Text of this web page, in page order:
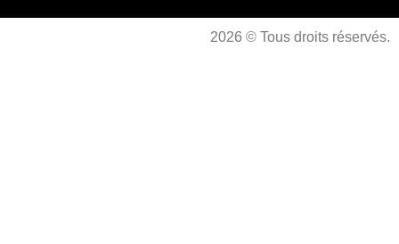
2026 © Tous droits réservés.